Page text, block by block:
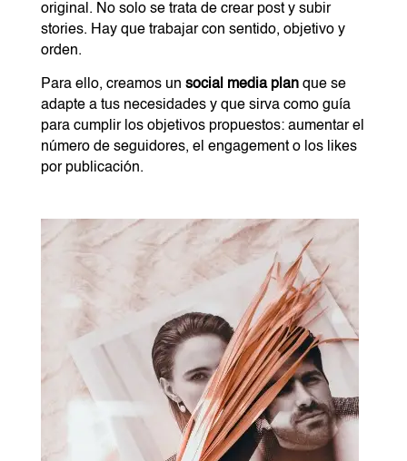
original. No solo se trata de crear post y subir
stories. Hay que trabajar con sentido, objetivo y
orden.
Para ello, creamos un social media planque se
adapte a tus necesidades y que sirva como guía
para cumplir los objetivos propuestos: aumentar el
número de seguidores, el engagement o los likes
por publicación.